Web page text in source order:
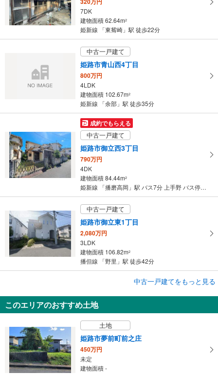
7DK
建物面積 62.64m2
姫新線 「東觜崎」駅 徒歩22分
中古一戸建て
姫路市青山西4丁目
800万円
4LDK
建物面積 102.67m2
姫新線 「余部」駅 徒歩35分
成約でもらえる
中古一戸建て
姫路市御立西3丁目
790万円
4DK
建物面積 84.44m2
姫新線 「播磨高岡」駅 バス7分 上手野 バス停下車 徒歩11分
中古一戸建て
姫路市御立東1丁目
2,080万円
3LDK
建物面積 106.82m2
播但線 「野里」駅 徒歩42分
姫路市奥山
建物面積 249.89m
中古一戸建てをもっと見る
このエリアのおすすめ土地
土地
姫路市夢前町前之庄
450万円
未定
建物面積 -